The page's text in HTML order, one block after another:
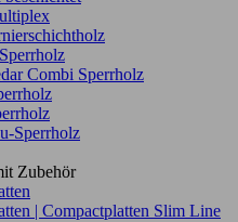
Combi Sperrholz
Sperrholz
Zubehör
| Compactplatten Slim Line